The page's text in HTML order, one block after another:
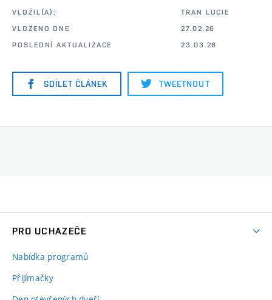
VLOŽIL(A):
TRAN LUCIE
VLOŽENO DNE
27.02.26
POSLEDNÍ AKTUALIZACE
23.03.26
SDÍLET ČLÁNEK TWEETNOUT
PRO UCHAZEČE
Nabídka programů
Přijímačky